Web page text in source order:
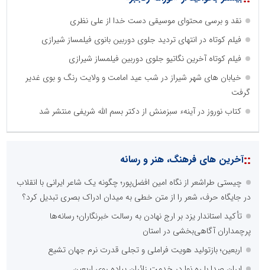
نقد و برسی محتوای موسیقی دست خدا از علی نظری
فیلم کوتاه در انتهای تردید جلوی دوربین بانوی فیلمساز شیرازی
فیلم کوتاه آخرین نگاتیو جلوی دوربین فیلمساز شیرازی
خیابان های شهر شیراز در شب عید امامت و ولایت رنگ و بوی غدیر
گرفت
کتاب نوروز در آینهء سبزمنش از دکتر بسم الله شریفی منتشر شد
::آخرین های فرهنگ، هنر و رسانه
چیستی طراشعر از نگاه امین افضل‌پور؛ چگونه یک شاعر ایرانی با انقلاب
در جایگاه حرف، شعر را از متن خطی به میدان ادراک بصری تبدیل کرد؟
تأکید استاندار یزد بر ارج نهادن به رسالت خبرنگاران؛ رسانه‌ها
پرچمداران آگاهی‌بخشی در استان
اربعین؛ بازتولید هویت فراملی و تجلی قدرت نرم جهان تشیع